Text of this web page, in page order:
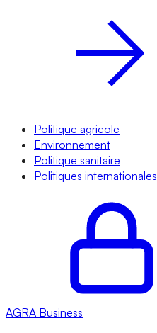
Politique agricole
Environnement
Politique sanitaire
Politiques internationales
AGRA Business